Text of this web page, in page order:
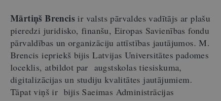
Mārtiņš Brencis ir valsts pārvaldes vadītājs ar plašu
pieredzi juridisko, finanšu, Eiropas Savienības fondu
pārvaldības un organizāciju attīstības jautājumos. M.
Brencis iepriekš bijis Latvijas Universitātes padomes
loceklis, atbildot par augstskolas tiesiskuma,
digitalizācijas un studiju kvalitātes jautājumiem.
Tāpat viņš ir bijis Saeimas Administrācijas